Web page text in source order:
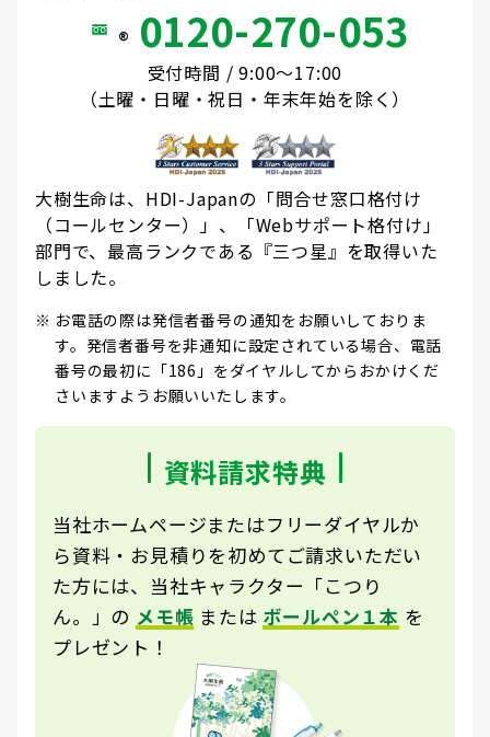
® 0120-270-053
受付時間 / 9:00～17:00
（土曜・日曜・祝日・年末年始を除く）
大樹生命は、HDI-Japanの「問合せ窓口格付け
（コールセンター）」、「Webサポート格付け」
部門で、最高ランクである『三つ星』を取得いた
しました。
お電話の際は発信者番号の通知をお願いしておりま
す。発信者番号を非通知に設定されている場合、電話
番号の最初に「186」をダイヤルしてからおかけくだ
さいますようお願いいたします。
資料請求特典
当社ホームページまたはフリーダイヤルか
ら資料・お見積りを初めてご請求いただい
た方には、当社キャラクター「こつり
ん。」の メモ帳 または ボールペン１本 を
プレゼント！